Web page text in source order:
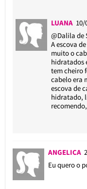
LUANA 10/
@Dalila de
A escova
muito o
hidratados
tem cheiro
cabelo era
escova de
hidratado,
ANGELICA
Eu quero o